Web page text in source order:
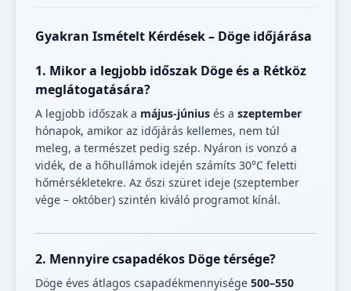
Gyakran Ismételt Kérdések – Döge időjárása
1. Mikor a legjobb időszak Döge és a Rétköz
meglátogatására?
A legjobb időszak a május-június és a szeptember
hónapok, amikor az időjárás kellemes, nem túl
meleg, a természet pedig szép. Nyáron is vonzó a
vidék, de a hőhullámok idején számíts 30°C feletti
hőmérsékletekre. Az őszi szüret ideje (szeptember
vége – október) szintén kiváló programot kínál.
2. Mennyire csapadékos Döge térsége?
Döge éves átlagos csapadékmennyisége 500–550